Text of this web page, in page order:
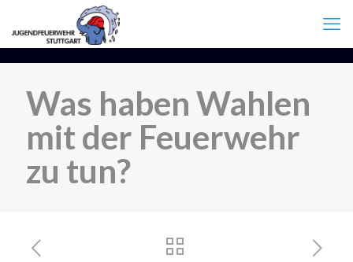
Was haben Wahlen
mit der Feuerwehr
zu tun?